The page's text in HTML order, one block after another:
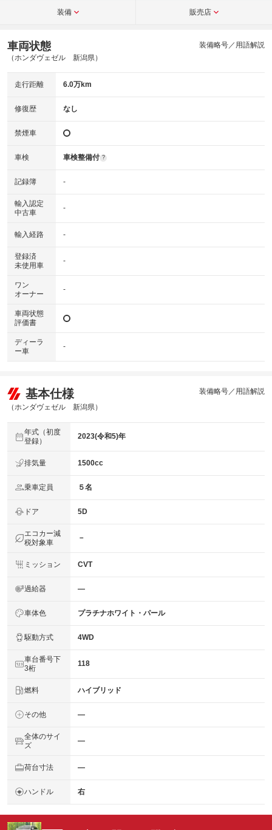
装備 販売店
車両状態
（ホンダヴェゼル 新潟県）
装備略号／用語解説
走行距離 6.0万km
修復歴 なし
禁煙車
車検 車検整備付 ?
記録簿 -
輸入認定
中古車
-
輸入経路 -
登録済
未使用車
-
ワン
オーナー
-
車両状態
評価書
ディーラ
ー車
-
基本仕様
（ホンダヴェゼル 新潟県）
装備略号／用語解説
年式（初度
登録）
2023(令和5)年
排気量 1500cc
乗車定員 ５名
ドア 5D
エコカー減
税対象車
－
ミッション CVT
過給器 ―
車体色 プラチナホワイト・パール
駆動方式 4WD
車台番号下
3桁
118
燃料 ハイブリッド
その他 ―
全体のサイ
ズ
―
荷台寸法 ―
ハンドル 右